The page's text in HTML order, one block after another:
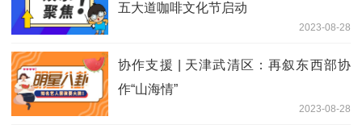
五大道咖啡文化节启动
2023-08-28
协作支援 | 天津武清区：再叙东西部协
作“山海情”
2023-08-28